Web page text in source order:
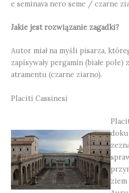
e seminava nero seme / czarne
Jakie jest rozwiązanie zagadki?
Autor miał na myśli pisarza,
zapisywały pergamin (białe pole)
atramentu (czarne ziarno).
Placiti Cassinesi
ziem